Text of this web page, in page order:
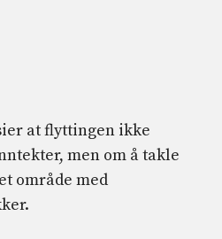
at flyttingen ikke
men om å takle
område med